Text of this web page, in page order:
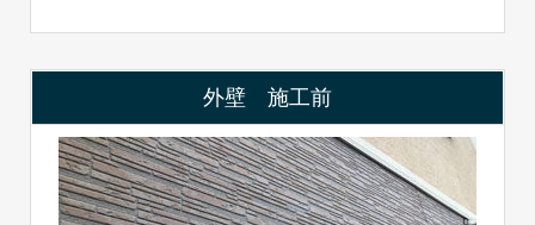
外壁 施工前